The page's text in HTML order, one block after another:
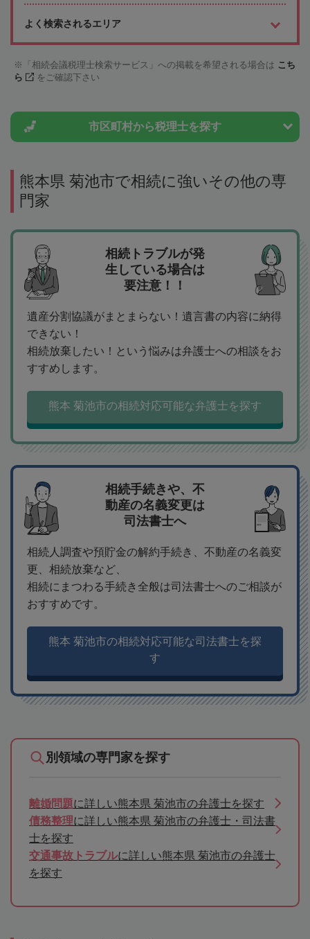
よく検索されるエリア
「相続会議税理士検索サービス」への掲載を希望される場合は こち
ら
をご確認下さい
市区町村から税理士を探す
熊本県 菊池市で相続に強いその他の専
門家
相続トラブルが発
生している場合は
要注意！！
遺産分割協議がまとまらない！遺言書の内容に納得
できない！
相続放棄したい！という悩みは弁護士への相談をお
すすめします。
熊本 菊池市の相続対応可能な弁護士を探す
相続手続きや、不
動産の名義変更は
司法書士へ
相続人調査や預貯金の解約手続き、不動産の名義変
更、相続放棄など、
相続にまつわる手続き全般は司法書士へのご相談が
おすすめです。
熊本 菊池市の相続対応可能な司法書士を探
す
別領域の専門家を探す
離婚問題に詳しい熊本県 菊池市の弁護士を探す
債務整理に詳しい熊本県 菊池市の弁護士・司法書
士を探す
交通事故トラブルに詳しい熊本県 菊池市の弁護士
を探す